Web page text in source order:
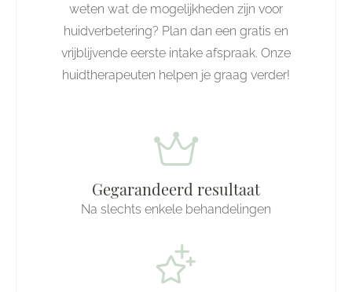
weten wat de mogelijkheden zijn voor
huidverbetering? Plan dan een gratis en
vrijblijvende eerste intake afspraak. Onze
huidtherapeuten helpen je graag verder!
Gegarandeerd resultaat
Na slechts enkele behandelingen